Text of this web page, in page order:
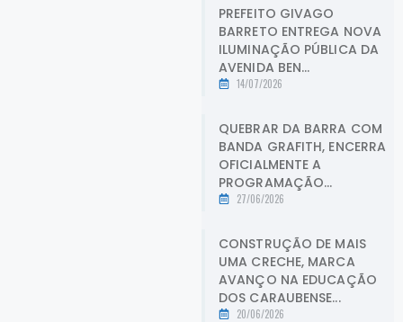
PREFEITO GIVAGO
BARRETO ENTREGA NOVA
ILUMINAÇÃO PÚBLICA DA
AVENIDA BEN...
14/07/2026
QUEBRAR DA BARRA COM
BANDA GRAFITH, ENCERRA
OFICIALMENTE A
PROGRAMAÇÃO...
27/06/2026
CONSTRUÇÃO DE MAIS
UMA CRECHE, MARCA
AVANÇO NA EDUCAÇÃO
DOS CARAUBENSE...
20/06/2026